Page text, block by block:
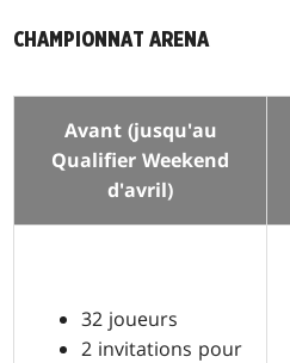
CHAMPIONNAT ARENA
Avant (jusqu'au
Qualifier Weekend
d'avril)
32 joueurs
2 invitations pour